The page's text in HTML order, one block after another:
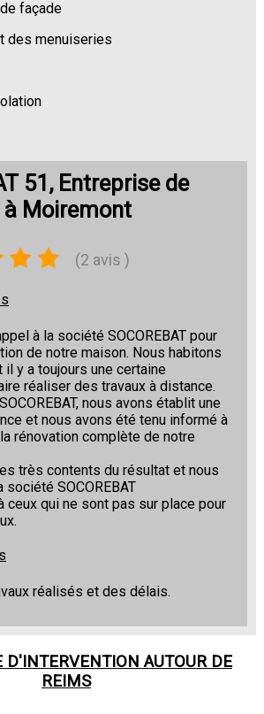
façade
des menuiseries
51, Entreprise de
Moiremont
(2 avis )
à la société SOCOREBAT pour
de notre maison. Nous habitons
il y a toujours une certaine
réaliser des travaux à distance.
nous avons établit une
et nous avons été tenu informé à
rénovation complète de notre
très contents du résultat et nous
SOCOREBAT
ceux qui ne sont pas sur place pour
réalisés et des délais.
D'INTERVENTION AUTOUR DE
REIMS